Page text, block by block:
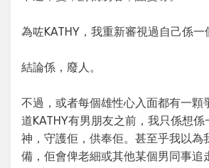
為咗KATHY，我重新審視過自己係一
結論係，廢人。
不過，或者每個雄性心入面都有一顆
道KATHY有男朋友之前，我只係想
神，守護佢，供奉佢。甚至乎我以為
備，佢會俾老細或其他某個男同事追